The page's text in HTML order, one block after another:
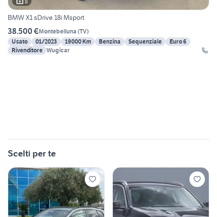
BMW X1 sDrive 18i Msport
38.500 €Montebelluna (TV)
Usato
01/2023 19000 Km Benzina Sequenziale
Euro 6
Rivenditore Wugicar
Scelti per te